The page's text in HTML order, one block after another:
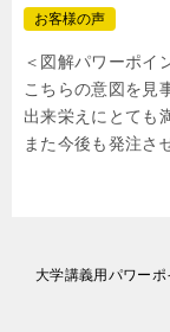
お客様の声
＜図解パワーポイ
こちらの意図を見
出来栄えにとても
また今後も発注さ